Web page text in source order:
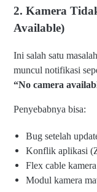
2. Kamera
Available)
Ini salah satu
muncul notifikasi
“No camera
Penyebabnya bisa:
Bug setelah
Konflik aplikasi
Flex cable
Modul kamera